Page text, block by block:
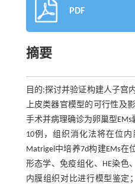
PDF
摘要
目的:探讨并验证构建人子宫
上皮类器官模型的可行性及
手术并病理确诊为卵巢型
10例，组织消化法将在位
Matrigel中培养7d构建EMs
形态学、免疫组化、HE染色
内膜组织对比进行模型鉴定